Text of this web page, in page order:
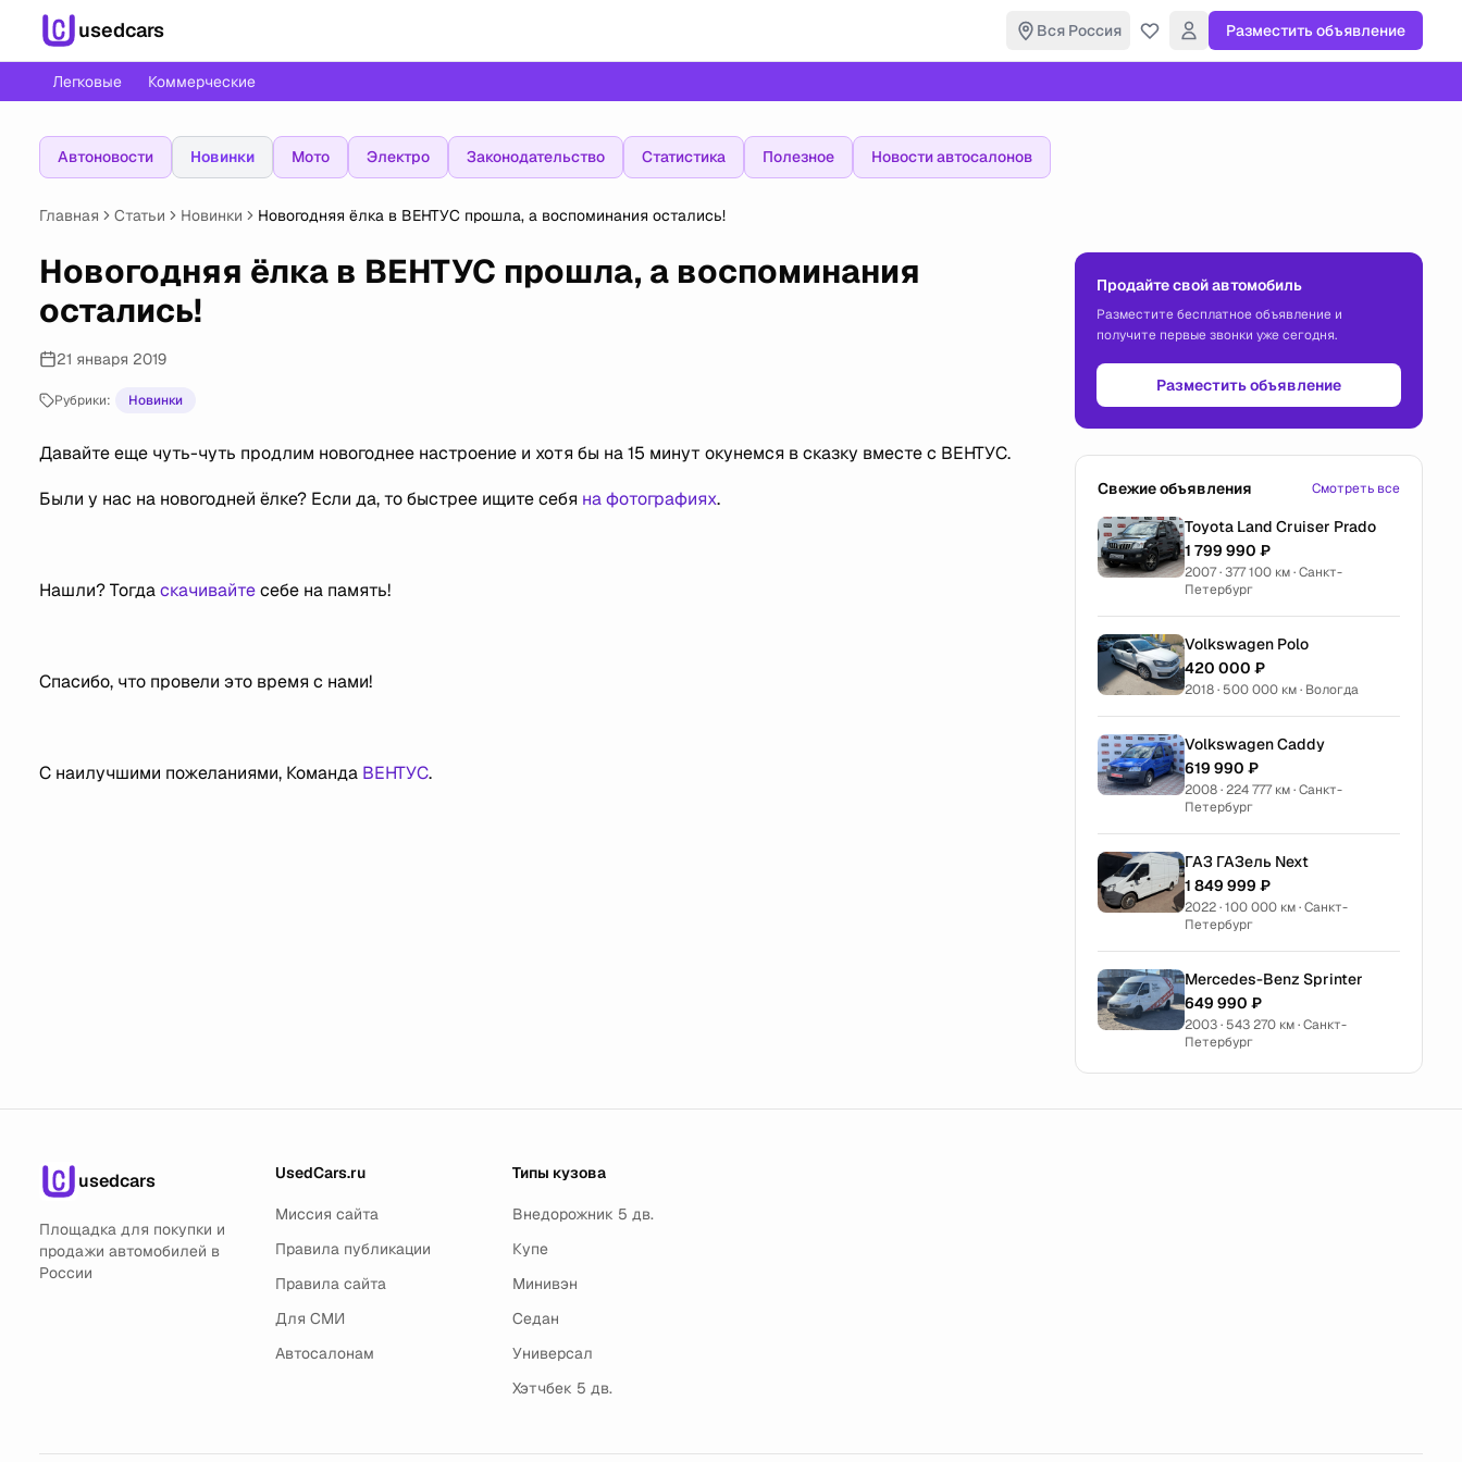
usedcars Вся Россия Разместить объявление
Легковые Коммерческие
Автоновости Новинки Мото Электро Законодательство Статистика Полезное Новости автосалонов
Главная Статьи Новинки Новогодняя ёлка в ВЕНТУС прошла, а воспоминания остались!
Новогодняя ёлка в ВЕНТУС прошла, а воспоминания
остались!
21 января 2019
Рубрики: Новинки
Давайте еще чуть-чуть продлим новогоднее настроение и хотя бы на 15 минут окунемся в сказку вместе с ВЕНТУС.
Были у нас на новогодней ёлке? Если да, то быстрее ищите себя на фотографиях.
Нашли? Тогдаскачивайтесебе на память!
Спасибо, что провели это время с нами!
С наилучшими пожеланиями, Команда ВЕНТУС.
Продайте свой автомобиль
Разместите бесплатное объявление и
получите первые звонки уже сегодня.
Разместить объявление
Свежие объявления Смотреть все
Toyota Land Cruiser Prado
1 799 990 ₽
2007 · 377 100 км · Санкт-
Петербург
Volkswagen Polo
420 000 ₽
2018 · 500 000 км · Вологда
Volkswagen Caddy
619 990 ₽
2008 · 224 777 км · Санкт-
Петербург
ГАЗ ГАЗель Next
1 849 999 ₽
2022 · 100 000 км · Санкт-
Петербург
Mercedes-Benz Sprinter
649 990 ₽
2003 · 543 270 км · Санкт-
Петербург
usedcars
Площадка для покупки и
продажи автомобилей в
России
UsedCars.ru
Миссия сайта
Правила публикации
Правила сайта
Для СМИ
Автосалонам
Типы кузова
Внедорожник 5 дв.
Купе
Минивэн
Седан
Универсал
Хэтчбек 5 дв.